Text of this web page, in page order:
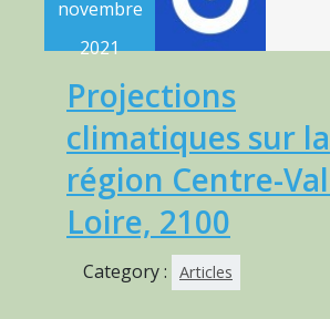
novembre
2021
Projections
climatiques sur la
région Centre-
Loire, 2100
Category : Articles